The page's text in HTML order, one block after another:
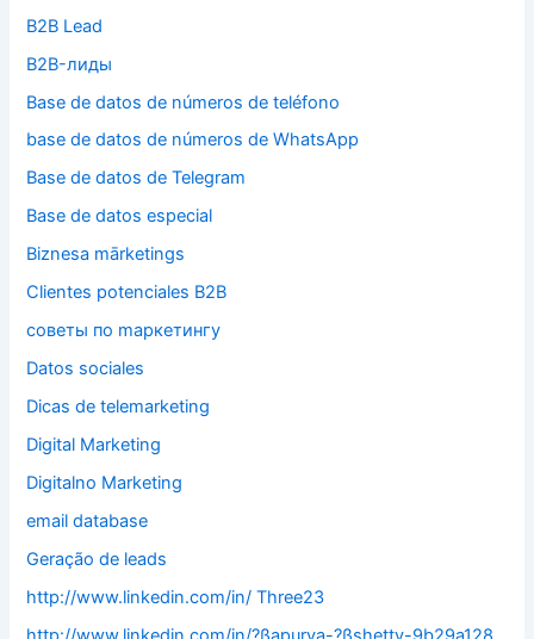
B2B Lead
B2B-лиды
Base de datos de números de teléfono
base de datos de números de WhatsApp
Base de datos de Telegram
Base de datos especial
Biznesa mārketings
Clientes potenciales B2B
cоветы по mаркетингу
Datos sociales
Dicas de telemarketing
Digital Marketing
Digitalno Marketing
email database
Geração de leads
http://www.linkedin.com/in/ Three23